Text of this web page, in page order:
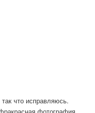
что исправляюсь.